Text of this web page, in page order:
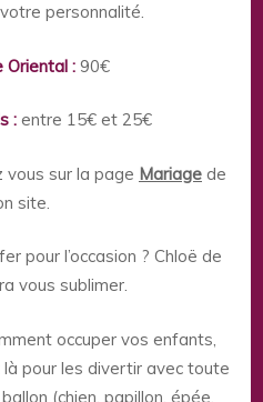
personnalité.
Oriental :90€
: entre 15€ et 25€
vous sur la page Mariage de
site.
pour l’occasion ? Chloë de
vous sublimer.
occuper vos enfants,
pour les divertir avec toute
(chien, papillon, épée,